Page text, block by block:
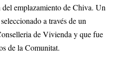
emplazamiento de Chiva. Un
a través de un
de Vivienda y que fue
de la Comunitat.